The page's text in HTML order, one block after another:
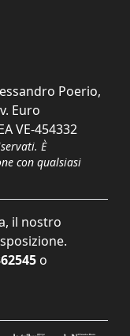
Poerio,
Euro
VE-454332
È
con qualsiasi
il nostro
o